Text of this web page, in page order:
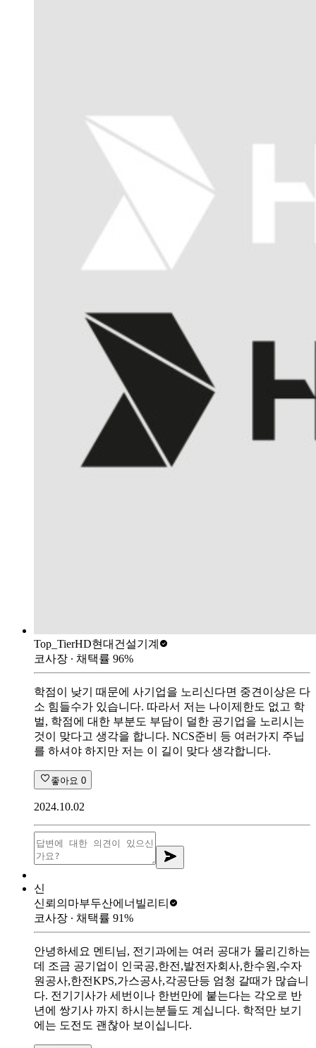
Top_TierHD현대건설기계
코사장 ∙ 채택률 96%
학점이 낮기 때문에 사기업을 노리신다면 중견이상은 다
소 힘들수가 있습니다. 따라서 저는 나이제한도 없고 학
벌, 학점에 대한 부분도 부담이 덜한 공기업을 노리시는
것이 맞다고 생각을 합니다. NCS준비 등 여러가지 주닙
를 하셔야 하지만 저는 이 길이 맞다 생각합니다.
좋아요 0
2024.10.02
신
신뢰의마부두산에너빌리티
코사장 ∙ 채택률 91%
안녕하세요 멘티님, 전기과에는 여러 공대가 몰리긴하는
데 조금 공기업이 인국공,한전,발전자회사,한수원,수자
원공사,한전KPS,가스공사,각공단등 엄청 갈때가 많습니
다. 전기기사가 세번이나 한번만에 붙는다는 각오로 반
년에 쌍기사 까지 하시는분들도 계십니다. 학적만 보기
에는 도전도 괜찮아 보이십니다.